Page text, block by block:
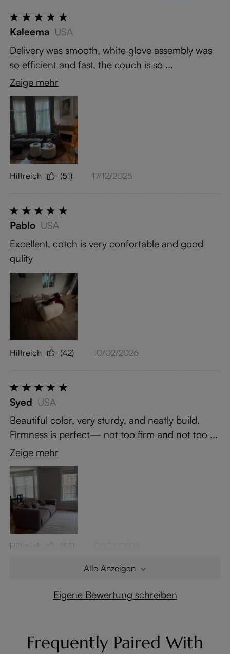
Kaleema USA
Delivery was smooth, white glove assembly was
so efficient and fast, the couch is so ...
Zeige mehr
Hilfreich (51) 17/12/2025
Pablo USA
Excellent, cotch is very confortable and good
qulity
Hilfreich (42) 10/02/2026
Syed USA
Beautiful color, very sturdy, and neatly build.
Firmness is perfect— not too firm and not too ...
Zeige mehr
Hilfreich (33)
Alle Anzeigen
Eigene Bewertung schreiben
Frequently Paired With